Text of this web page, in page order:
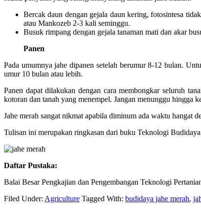
Bercak daun dengan gejala daun kering, fotosintesa
atau Mankozeb 2-3 kali seminggu.
Busuk rimpang dengan gejala tanaman mati dan akar
Panen
Pada umumnya jahe dipanen setelah berumur 8-12 bulan.
umur 10 bulan atau lebih.
Panen dapat dilakukan dengan cara membongkar seluruh
kotoran dan tanah yang menempel. Jangan menunggu hingga
Jahe merah sangat nikmat apabila diminum ada waktu hangat
Tulisan ini merupakan ringkasan dari buku Teknologi
Daftar Pustaka:
Balai Besar Pengkajian dan Pengembangan Teknologi
Filed Under: Agriculture Tagged With: budidaya jahe merah,